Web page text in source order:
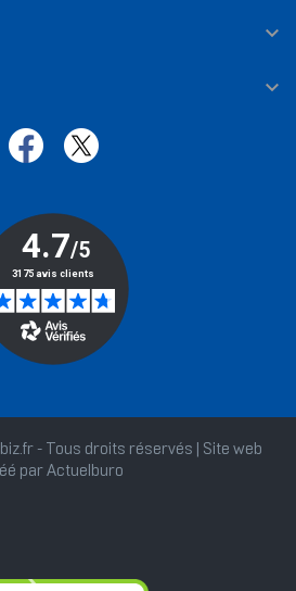


- Tous droits réservés | Site web
par Actuelburo